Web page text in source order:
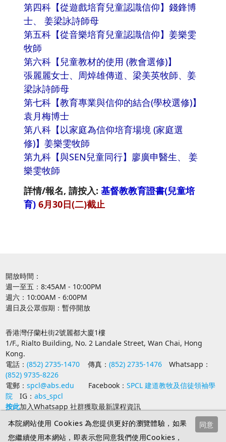
第四科【從遊戲培育兒童認識信仰】錢鋒博
士、 姜梁詠詩師母
第五科【從音樂培育兒童認識信仰】姜樂雯
牧師
第六科【兒童教材的使用 (教會選修)】
張麗麗女士、周焯雄傳道、梁美英牧師、姜
梁詠詩師母
第七科【教育專業與信仰的結合(學校選修)】
袁月梅博士
第八科【以家庭為信仰培育場境 (家庭選
修)】姜樂雯牧師
第九科【與SEN兒童同行】廖廣申醫生、 姜
樂雯牧師
詳情/報名, 請按入: 基督教教育證書(兒童培
育) 6月30日(二)截止
開放時間：
週一至五：8:45AM - 10:00PM
週六：10:00AM - 6:00PM
週日及公眾假期：暫停開放
香港灣仔蘭杜街2號麗都大廈1樓
1/F., Rialto Building, No. 2 Landale Street, Wan Chai, Hong
Kong.
電話： (852) 2735-1470傳真： (852) 2735-1476Whatsapp：
(852) 9735-8226
電郵： spcl@abs.edu Facebook： SPCL 建道教牧及信徒領袖學
院IG： abs_spcl
按此加入Whatsapp 社群獲取最新課程資訊
同意
本院網站使用 Cookies 為您提供更好的瀏覽體驗，如果
您繼續使用本網站，即表示您同意我們使用Cookies，